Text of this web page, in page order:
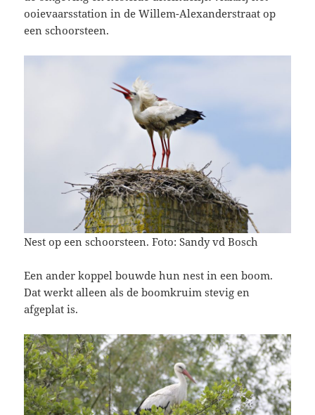
ooievaarsstation in de Willem-Alexanderstraat op
een schoorsteen.
Nest op een schoorsteen. Foto: Sandy vd Bosch
Een ander koppel bouwde hun nest in een boom.
Dat werkt alleen als de boomkruim stevig en
afgeplat is.